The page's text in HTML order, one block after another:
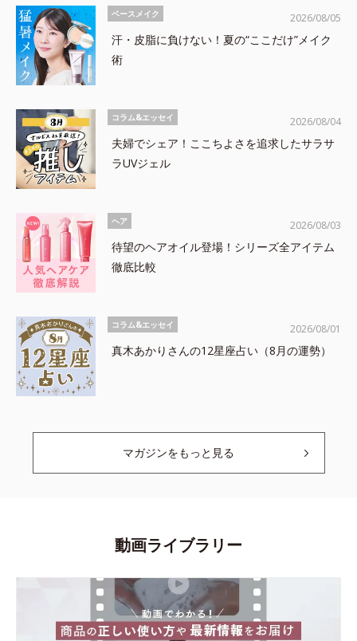
ベースメイク
汗・皮脂に負けない！夏の“ここだけ”メイク
術
2026/08/05
コラム&エッセイ
夫婦でシェア！ここちよさを追求したサラサ
ラUVジェル
2026/08/04
ヘア
待望のヘアオイル登場！シリーズ全アイテム
徹底比較
2026/08/03
コラム&エッセイ
真木あかりさんの12星座占い（8月の運勢）
2026/08/01
マガジンをもっと見る
動画ライブラリー